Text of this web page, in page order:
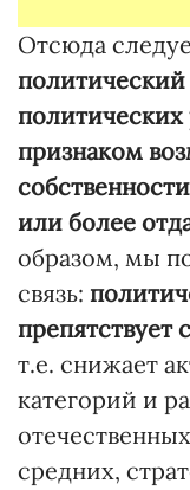
Отсюда
политических
признаком
или более
образом, мы
связь:
препятствует
т.е. снижает
категорий и
средних,